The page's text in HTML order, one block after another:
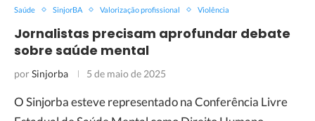
Saúde SinjorBA Valorização profissional Violência
Jornalistas precisam aprofundar debate
sobre saúde mental
porSinjorba 5 de maio de 2025
O Sinjorba esteve representado na Conferência Livre